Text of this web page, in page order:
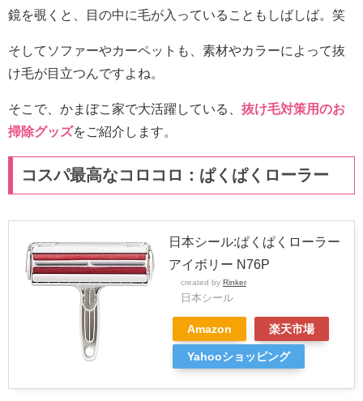
鏡を覗くと、目の中に毛が入っていることもしばしば。笑
そしてソファーやカーペットも、素材やカラーによって抜
け毛が目立つんですよね。
そこで、かまぼこ家で大活躍している、 抜け毛対策用のお
掃除グッズをご紹介します。
コスパ最高なコロコロ：ぱくぱくローラー
日本シール:ぱくぱくローラー
アイボリー N76P
created by Rinker
日本シール
Amazon 楽天市場
Yahooショッピング